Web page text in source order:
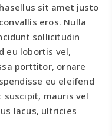
sit amet justo
eros. Nulla
sollicitudin
eu lobortis vel,
porttitor, ornare
eu eleifend
suscipit, mauris vel
lacus, ultricies